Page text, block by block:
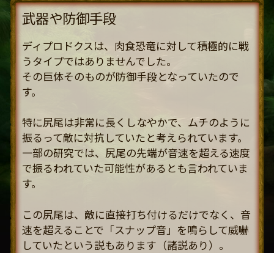
武器や防御手段
ディプロドクスは、肉食恐竜に対して積極的に戦
うタイプではありませんでした。
その巨体そのものが防御手段となっていたので
す。
特に尻尾は非常に長くしなやかで、ムチのように
振るって敵に対抗していたと考えられています。
一部の研究では、尻尾の先端が音速を超える速度
で振るわれていた可能性があるとも言われていま
す。
この尻尾は、敵に直接打ち付けるだけでなく、音
速を超えることで「スナップ音」を鳴らして威嚇
していたという説もあります（諸説あり）。